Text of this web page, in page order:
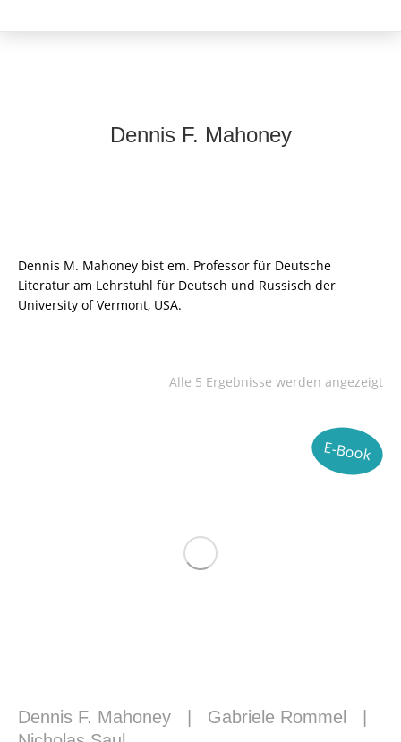
Dennis F. Mahoney
Dennis M. Mahoney bist em. Professor für Deutsche
Literatur am Lehrstuhl für Deutsch und Russisch der
University of Vermont, USA.
Alle 5 Ergebnisse werden angezeigt
E-Book
Dennis F. Mahoney Gabriele Rommel